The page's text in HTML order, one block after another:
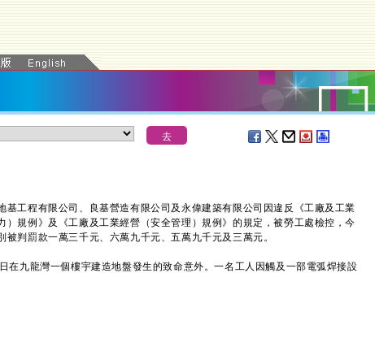
工程有限公司、良基營造有限公司及永偉建築有限公司因違反《工廠及工業
）規例》及《工廠及工業經營（安全管理）規例》的規定，被勞工處檢控，今
被判罰款一萬三千元、六萬九千元、五萬九千元及三萬元。
九龍灣一個樓宇建造地盤發生的致命意外。一名工人因觸及一部電弧焊接設